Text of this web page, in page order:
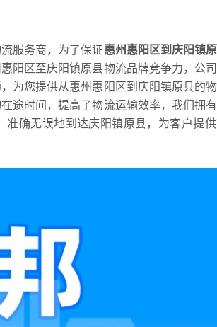
服务商，为了保证惠州惠阳区到庆阳镇
阳区至庆阳镇原县物流品牌竞争力，公
为您提供从惠州惠阳区到庆阳镇原县的
途时间，提高了物流运输效率，我们拥
确无误地到达庆阳镇原县，为客户提